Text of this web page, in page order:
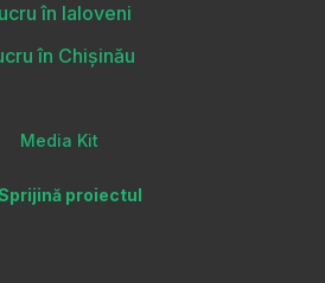
în Ialoveni
în Chișinău
Media Kit
proiectul